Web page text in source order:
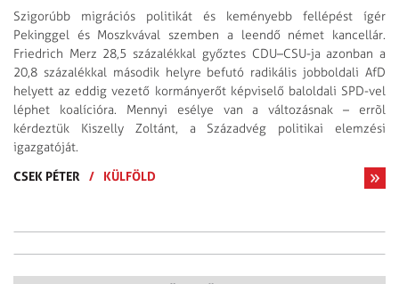
Szigorúbb migrációs politikát és keményebb fellépést ígér
Pekinggel és Moszkvával szemben a leendő német kancellár.
Friedrich Merz 28,5 százalékkal győztes CDU–CSU-ja azonban a
20,8 százalékkal második helyre befutó radikális jobboldali AfD
helyett az eddig vezető kormányerőt képviselő baloldali SPD-vel
léphet koalícióra. Mennyi esélye van a változásnak – errõl
kérdeztük Kiszelly Zoltánt, a Századvég politikai elemzési
igazgatóját.
CSEK PÉTER
/ KÜLFÖLD